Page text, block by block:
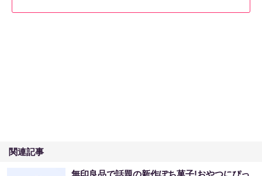
関連記事
無印良品で話題の新作ぽち菓子!おやつにぴっ